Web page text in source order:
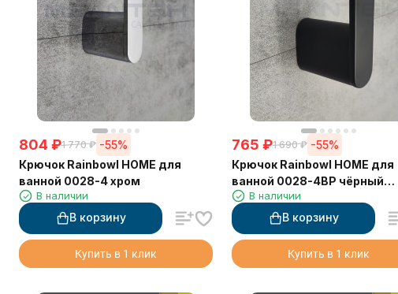
804 ₽1 770 ₽ -55%
Крючок Rainbowl HOME для
ванной 0028-4 хром
В наличии
В корзину
Купить в 1 клик
765 ₽1 690 ₽ -55%
Крючок Rainbowl HOME для
ванной 0028-4BP чёрный
матовый
В наличии
В корзину
Купить в 1 клик